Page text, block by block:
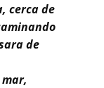
cerca de
de